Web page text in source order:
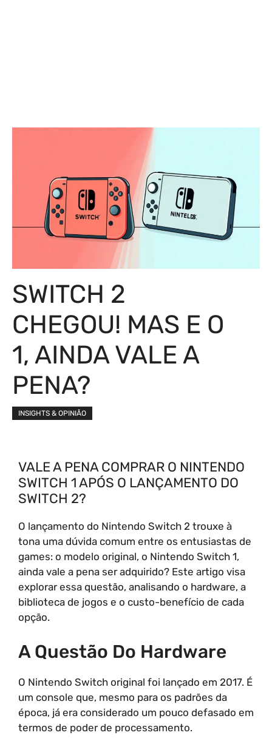
SWITCH 2
CHEGOU! MAS E O
1, AINDA VALE A
PENA?
INSIGHTS & OPINIÃO
VALE A PENA COMPRAR O NINTENDO
SWITCH 1 APÓS O LANÇAMENTO DO
SWITCH 2?
O lançamento do Nintendo Switch 2 trouxe à
tona uma dúvida comum entre os entusiastas de
games: o modelo original, o Nintendo Switch 1,
ainda vale a pena ser adquirido? Este artigo visa
explorar essa questão, analisando o hardware, a
biblioteca de jogos e o custo-benefício de cada
opção.
A Questão Do Hardware
O Nintendo Switch original foi lançado em 2017. É
um console que, mesmo para os padrões da
época, já era considerado um pouco defasado em
termos de poder de processamento.